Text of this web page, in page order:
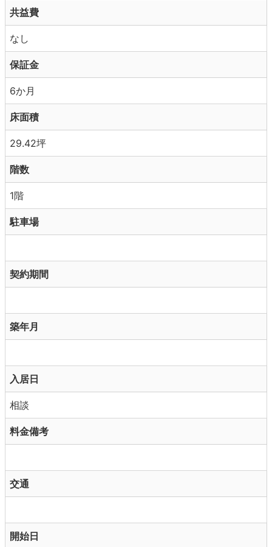
共益費
なし
保証金
6か月
床面積
29.42坪
階数
1階
駐車場
契約期間
築年月
入居日
相談
料金備考
交通
開始日